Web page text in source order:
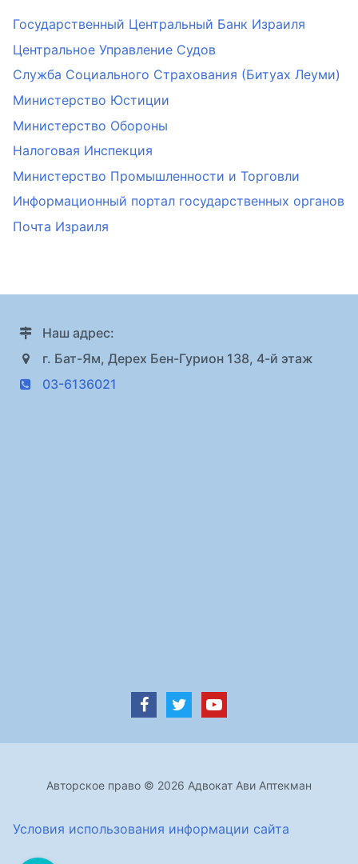
Государственный Центральный Банк Израиля
Центральное Управление Судов
Служба Социального Страхования (Битуах Леуми)
Министерство Юстиции
Министерство Обороны
Налоговая Инспекция
Министерство Промышленности и Торговли
Информационный портал государственных органов
Почта Израиля
Наш адрес:
г. Бат-Ям, Дерех Бен-Гурион 138, 4-й этаж
03-6136021
Авторское право © 2026 Адвокат Ави Аптекман
Условия использования информации сайта